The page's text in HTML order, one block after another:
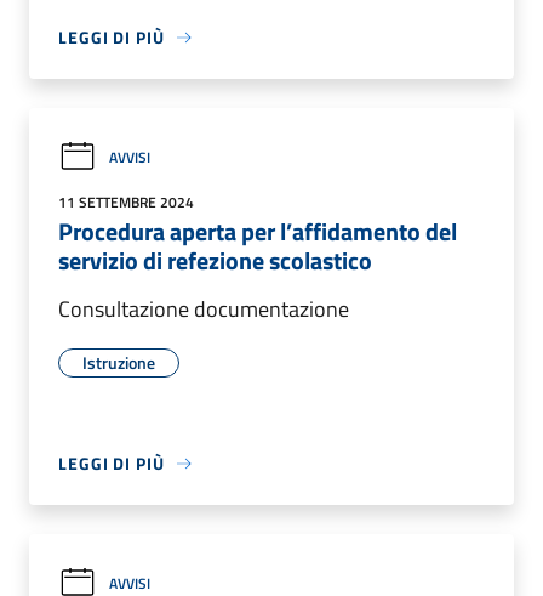
LEGGI DI PIÙ
AVVISI
11 SETTEMBRE 2024
Procedura aperta per l’affidamento del
servizio di refezione scolastico
Consultazione documentazione
Istruzione
LEGGI DI PIÙ
AVVISI